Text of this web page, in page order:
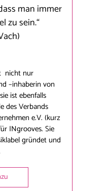
man immer
zu sein.“
nur
–inhaberin von
ist ebenfalls
des Verbands
e.V. (kurz
INgrooves. Sie
gründet und